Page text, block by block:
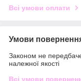
Всі умови оплати
Умови
Законом не
належної якості
Всі умови